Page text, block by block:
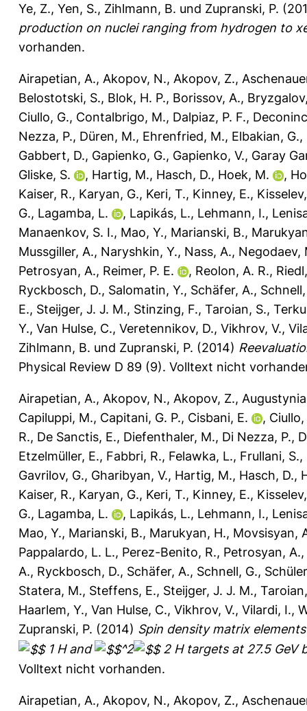
Ye, Z., Yen, S., Zihlmann, B. und Zupranski, P.
production on nuclei ranging from hydrogen to
vorhanden.
Airapetian, A., Akopov, N., Akopov, Z.,
Belostotski, S., Blok, H. P., Borissov, A.,
Ciullo, G., Contalbrigo, M., Dalpiaz, P. F.,
Nezza, P., Düren, M., Ehrenfried, M., Elbakian, G.,
Gabbert, D., Gapienko, G., Gapienko, V., Garay
Gliske, S.
, Hartig, M., Hasch, D., Hoek, M. ,
Kaiser, R., Karyan, G., Keri, T., Kinney, E.,
G., Lagamba, L. , Lapikás, L., Lehmann, I.,
Manaenkov, S. I., Mao, Y., Marianski, B.,
Mussgiller, A., Naryshkin, Y., Nass, A., Negodaev,
Petrosyan, A., Reimer, P. E. , Reolon, A. R.,
Ryckbosch, D., Salomatin, Y., Schäfer, A.,
E., Steijger, J. J. M., Stinzing, F., Taroian, S.,
Y., Van Hulse, C., Veretennikov, D., Vikhrov, V.,
Zihlmann, B. und Zupranski, P. (2014)
Physical Review D 89 (9). Volltext nicht
Airapetian, A., Akopov, N., Akopov, Z.,
Capiluppi, M., Capitani, G. P., Cisbani, E. , Ciullo,
R., De Sanctis, E., Diefenthaler, M., Di Nezza, P.,
Etzelmüller, E., Fabbri, R., Felawka, L., Frullani, S.,
Gavrilov, G., Gharibyan, V., Hartig, M., Hasch, D.,
Kaiser, R., Karyan, G., Keri, T., Kinney, E.,
G., Lagamba, L. , Lapikás, L., Lehmann, I.,
Mao, Y., Marianski, B., Marukyan, H., Movsisyan,
Pappalardo, L. L., Perez-Benito, R., Petrosyan, A.,
A., Ryckbosch, D., Schäfer, A., Schnell, G.,
Statera, M., Steffens, E., Steijger, J. J. M.,
Haarlem, Y., Van Hulse, C., Vikhrov, V., Vilardi, I.,
Zupranski, P. (2014) Spin density matrix
1 H and
^2
2 H targets at 27.5 GeV
Volltext nicht vorhanden.
Airapetian, A., Akopov, N., Akopov, Z.,